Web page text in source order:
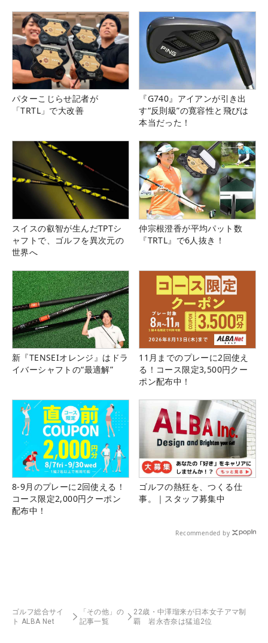
パターこじらせ記者が
「TRTL」で大改善
『G740』アイアンが引き出
す“反則級”の寛容性と飛びは
本当だった！
スイスの叡智が生んだTPTシ
ャフトで、ゴルフを異次元の
世界へ
仲宗根澄香が平均パット数
『TRTL』で6人抜き！
新『TENSEIオレンジ』はドラ
イバーシャフトの“最適解”
11月までのプレーに2回使え
る！コース限定3,500円クー
ポン配布中！
8-9月のプレーに2回使える！
コース限定2,000円クーポン
配布中！
ゴルフの熱狂を、つくる仕
事。｜スタッフ募集中
Recommended by
ゴルフ総合サイ
ト ALBA Net
「その他」の
記事一覧
22歳・中澤瑠来が日本女子アマ制
覇 岩永杏奈は猛追2位